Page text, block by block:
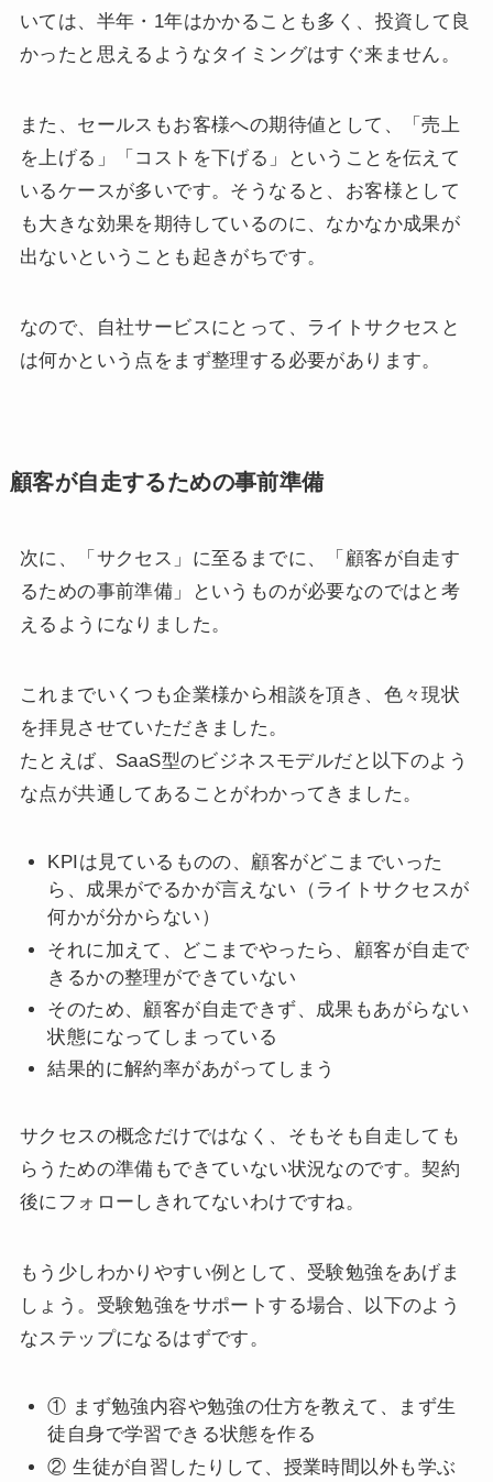
いては、半年・1年はかかることも多く、投資して良
かったと思えるようなタイミングはすぐ来ません。
また、セールスもお客様への期待値として、「売上
を上げる」「コストを下げる」ということを伝えて
いるケースが多いです。そうなると、お客様として
も大きな効果を期待しているのに、なかなか成果が
出ないということも起きがちです。
なので、自社サービスにとって、ライトサクセスと
は何かという点をまず整理する必要があります。
顧客が自走するための事前準備
次に、「サクセス」に至るまでに、「顧客が自走す
るための事前準備」というものが必要なのではと考
えるようになりました。
これまでいくつも企業様から相談を頂き、色々現状
を拝見させていただきました。
たとえば、SaaS型のビジネスモデルだと以下のよう
な点が共通してあることがわかってきました。
KPIは見ているものの、顧客がどこまでいった
ら、成果がでるかが言えない（ライトサクセスが
何かが分からない）
それに加えて、どこまでやったら、顧客が自走で
きるかの整理ができていない
そのため、顧客が自走できず、成果もあがらない
状態になってしまっている
結果的に解約率があがってしまう
サクセスの概念だけではなく、そもそも自走しても
らうための準備もできていない状況なのです。契約
後にフォローしきれてないわけですね。
もう少しわかりやすい例として、受験勉強をあげま
しょう。受験勉強をサポートする場合、以下のよう
なステップになるはずです。
① まず勉強内容や勉強の仕方を教えて、まず生
徒自身で学習できる状態を作る
② 生徒が自習したりして、授業時間以外も学ぶ